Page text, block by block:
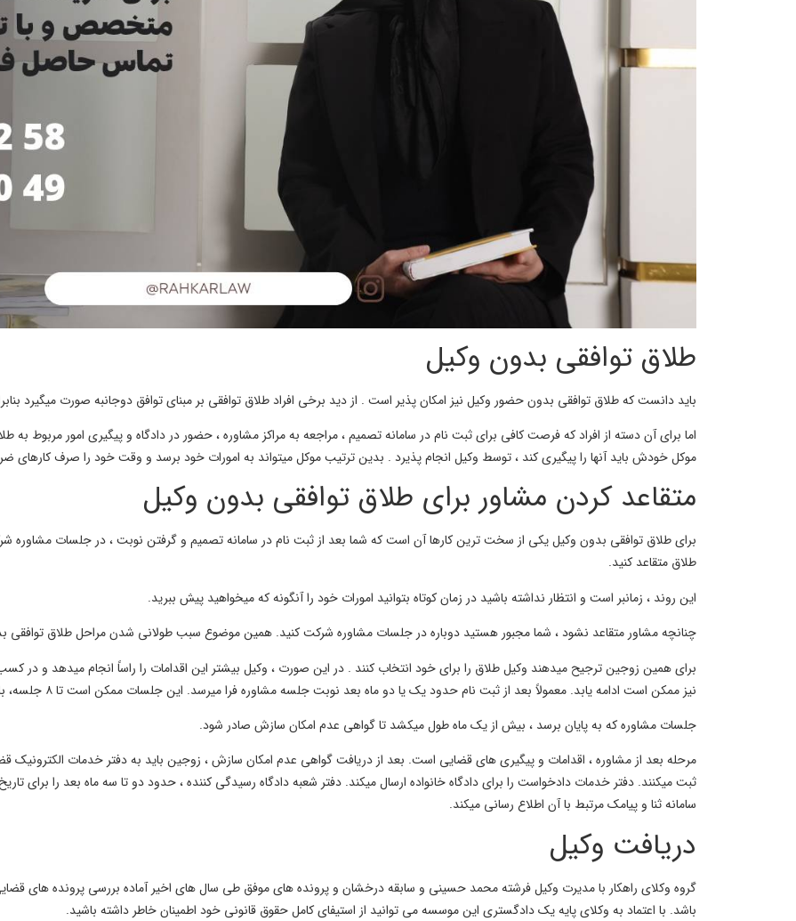
طلاق توافقی بدون وکیل
باید دانست که طلاق توافقی بدون حضور وکیل نیز امکان پذیر است . از دید برخی افراد طلاق توافقی بر مبنای توافق دوجانبه صورت میگیرد
اما برای آن دسته از افراد که فرصت کافی برای ثبت نام در سامانه تصمیم ، مراجعه به مراکز مشاوره ، حضور در دادگاه و پیگیری امور مربوط به
موکل خودش باید آنها را پیگیری کند ، توسط وکیل انجام پذیرد . بدین ترتیب موکل میتواند به امورات خود برسد و وقت خود را صرف کارهای
متقاعد کردن مشاور برای طلاق توافقی بدون وکیل
برای طلاق توافقی بدون وکیل یکی از سخت ترین کارها آن است که شما بعد از ثبت نام در سامانه تصمیم و گرفتن نوبت ، در جلسات مشاوره
طلاق متقاعد کنید.
این روند ، زمانبر است و انتظار نداشته باشید در زمان کوتاه بتوانید امورات خود را آنگونه که میخواهید پیش ببرید.
چنانچه مشاور متقاعد نشود ، شما مجبور هستید دوباره در جلسات مشاوره شرکت کنید. همین موضوع سبب طولانی شدن مراحل طلاق
برای همین زوجین ترجیح میدهند وکیل طلاق را برای خود انتخاب کنند . در این صورت ، وکیل بیشتر این اقدامات را راساً انجام میدهد و
نیز ممکن است ادامه یابد. معمولاً بعد از ثبت نام حدود یک یا دو ماه بعد نوبت جلسه مشاوره فرا میرسد. این جلسات ممکن است تا ۸ جلسه، با توجه به نظر کارشناس تشکیل ‌شود.
جلسات مشاوره که به پایان برسد ، بیش از یک ماه طول میکشد تا گواهی عدم امکان سازش صادر شود.
مرحله بعد از مشاوره ، اقدامات و پیگیری های قضایی است. بعد از دریافت گواهی عدم امکان سازش ، زوجین باید به دفتر خدمات
ثبت میکنند. دفتر خدمات دادخواست را برای دادگاه خانواده ارسال میکند. دفتر شعبه دادگاه رسیدگی کننده ، حدود دو تا سه ماه بعد را برای
سامانه ثنا و پیامک مرتبط با آن اطلاع رسانی میکند.
دریافت وکیل
گروه وکلای راهکار با مدیرت وکیل فرشته محمد حسینی و سابقه درخشان و پرونده های موفق طی سال های اخیر آماده بررسی پرونده
باشد. با اعتماد به وکلای پایه یک دادگستری این موسسه می توانید از استیفای کامل حقوق قانونی خود اطمینان خاطر داشته باشید.